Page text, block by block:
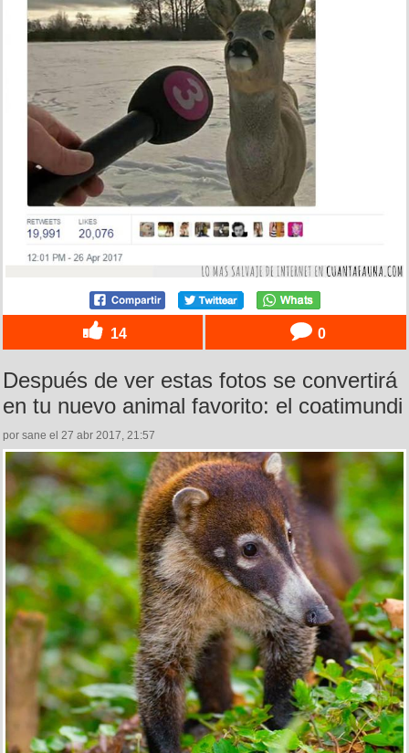
14 0
Después de ver estas fotos se convertirá
en tu nuevo animal favorito: el coatimundi
por sane el 27 abr 2017, 21:57